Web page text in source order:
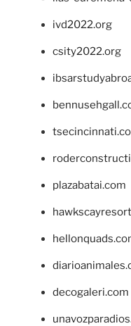
ivd2022.org
csity2022.org
plazabatai.com
decogaleri.com